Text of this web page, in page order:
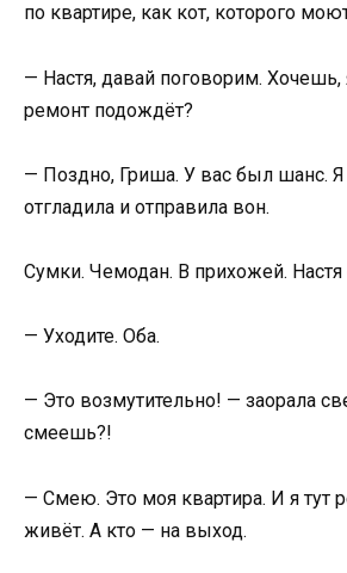
по квартире, как кот, которого
— Настя, давай поговорим.
ремонт подождёт?
— Поздно, Гриша. У вас был шанс.
отгладила и отправила вон.
Сумки. Чемодан. В прихожей.
— Уходите. Оба.
— Это возмутительно! — заорала
смеешь?!
— Смею. Это моя квартира. И я тут
живёт. А кто — на выход.